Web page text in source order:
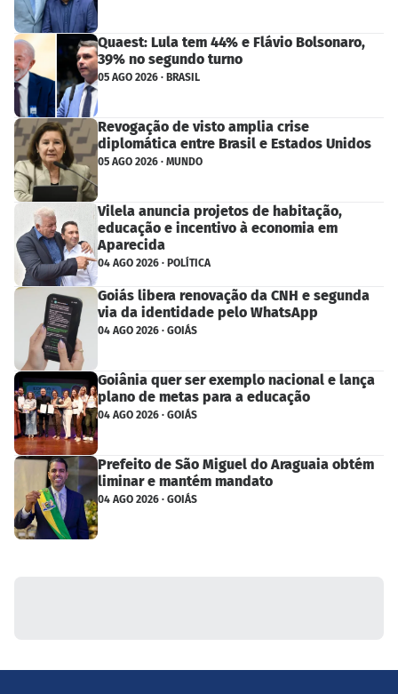
Quaest: Lula tem 44% e Flávio Bolsonaro,
39% no segundo turno
05 AGO 2026 · BRASIL
Revogação de visto amplia crise
diplomática entre Brasil e Estados Unidos
05 AGO 2026 · MUNDO
Vilela anuncia projetos de habitação,
educação e incentivo à economia em
Aparecida
04 AGO 2026 · POLÍTICA
Goiás libera renovação da CNH e segunda
via da identidade pelo WhatsApp
04 AGO 2026 · GOIÁS
Goiânia quer ser exemplo nacional e lança
plano de metas para a educação
04 AGO 2026 · GOIÁS
Prefeito de São Miguel do Araguaia obtém
liminar e mantém mandato
04 AGO 2026 · GOIÁS